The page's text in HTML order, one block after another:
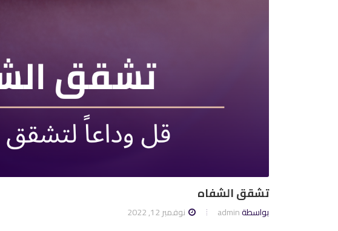
تشقق الشفاه
بواسطةadmin نوفمبر 12, 2022